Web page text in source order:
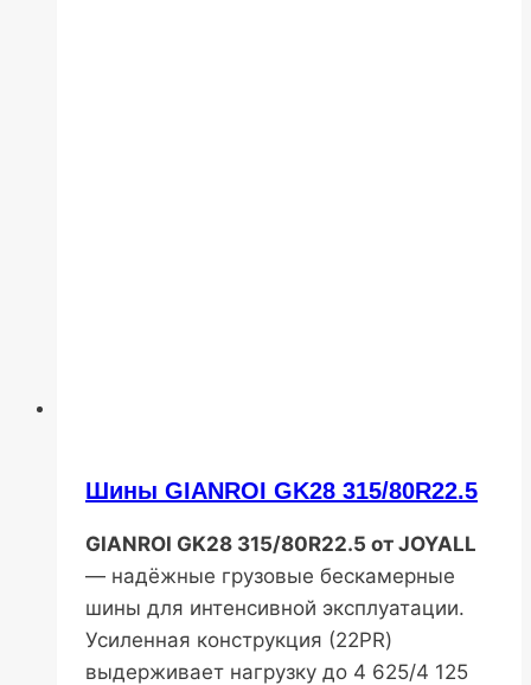
Шины GIANROI GK28 315/80R22.5
GIANROI GK28 315/80R22.5 от JOYALL
— надёжные грузовые бескамерные
шины для интенсивной эксплуатации.
Усиленная конструкция (22PR)
выдерживает нагрузку до 4 625/4 125